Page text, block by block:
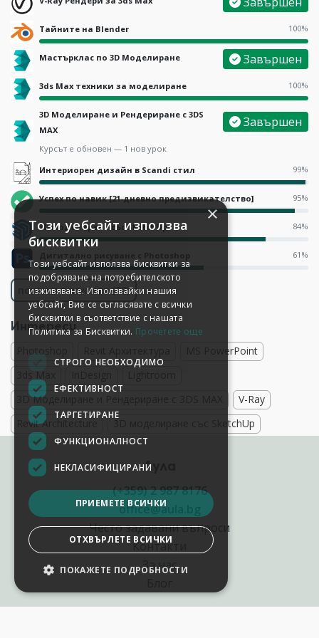
Тайните на Blender 100%
Мастърклас по 3D Моделиране Завършен
3ds Max техники за моделиране 100%
3D Моделиране и Рендериране с 3DS
MAX
Завършен
Курсът е обновен — 1 нов урок
Интериорен дизайн в Scandi стил
99%
Успех по навик [21-дневно предизвикателство] 95%
3D моделиране със SketchUp 84%
61%
покажи всичките (20)
Интереси
Photoshop
MS PowerPoint
3ds Max
3D Моделиране и Рендериране с 3DS MAX
V-Ray
Revit Architecture
3D моделиране със SketchUp
Аула
(+359) 2 987 8176
office@aula.bg
Често задавани въпроси
Контакти
За нас
×
Този уебсайт използва
бисквитки
Този уебсайт използва бисквитки за
подобряване на потребителското
изживяване. Използвайки нашия
уебсайт, Вие се съгласявате с всички
бисквитки в съответствие с нашата
Политика за Бисквитки. Прочетете още
СТРОГО НЕОБХОДИМО
ЕФЕКТИВНОСТ
ТАРГЕТИРАНЕ
ФУНКЦИОНАЛНОСТ
НЕКЛАСИФИЦИРАНИ
ПРИЕМЕТЕ ВСИЧКИ
ОТХВЪРЛЕТЕ ВСИЧКИ
ПОКАЖЕТЕ ПОДРОБНОСТИ